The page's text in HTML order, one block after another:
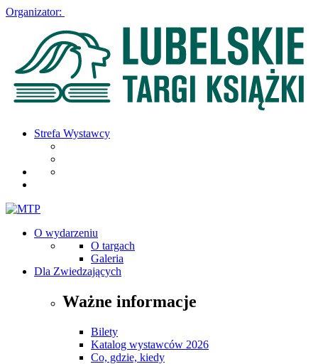
Organizator:
Strefa Wystawcy
O wydarzeniu
O targach
Galeria
Dla Zwiedzających
Ważne informacje
Bilety
Katalog wystawców 2026
Co, gdzie, kiedy